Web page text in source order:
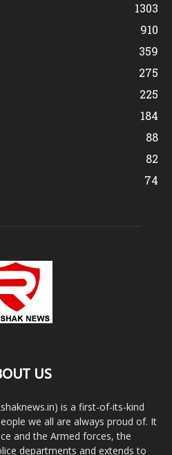
1303
910
359
275
225
184
88
82
74
US
is a first-of-its-kind
we all are always proud of. It
and the Armed forces, the
departments and extends to